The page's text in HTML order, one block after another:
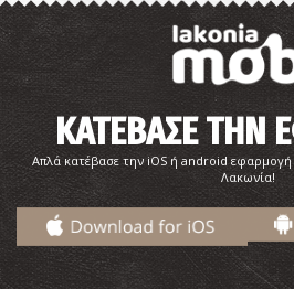
ΚΑΤΕΒΑΣΕ ΤΗΝ
Απλά κατέβασε την iOS ή android εφαρμογή
Λακωνία!